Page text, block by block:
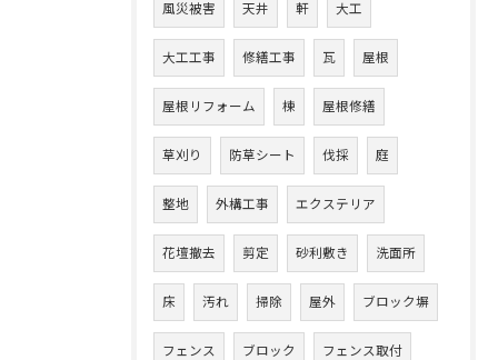
風災被害 天井 軒 大工
大工工事 修繕工事 瓦 屋根
屋根リフォーム 棟 屋根修繕
草刈り 防草シート 伐採 庭
整地 外構工事 エクステリア
花壇撤去 剪定 砂利敷き 洗面所
床 汚れ 掃除 屋外 ブロック塀
フェンス ブロック フェンス取付